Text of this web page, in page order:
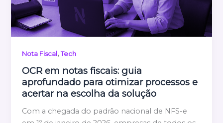
Nota Fiscal,Tech
OCR em notas fiscais: guia
aprofundado para otimizar processos e
acertar na escolha da solução
Com a chegada do padrão nacional de NFS-e